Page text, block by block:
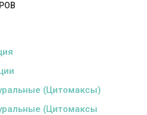
(Цитомаксы)
(Цитомаксы